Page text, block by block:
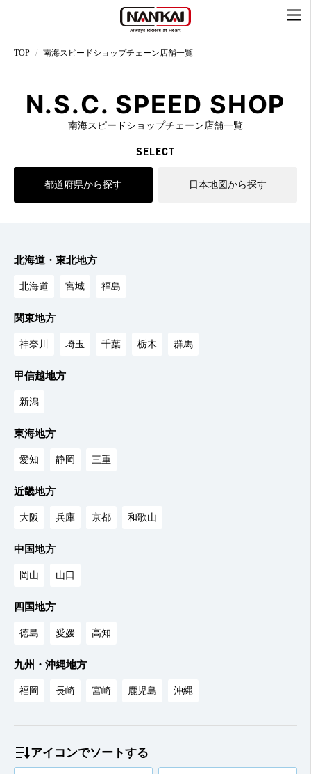
TOP 南海スピードショップチェーン店舗一覧
N.S.C. SPEED SHOP
南海スピードショップチェーン店舗一覧
SELECT
都道府県から探す 日本地図から探す
北海道・東北地方
北海道 宮城 福島
関東地方
神奈川 埼玉 千葉 栃木 群馬
甲信越地方
新潟
東海地方
愛知 静岡 三重
近畿地方
大阪 兵庫 京都 和歌山
中国地方
岡山 山口
四国地方
徳島 愛媛 高知
九州・沖縄地方
福岡 長崎 宮崎 鹿児島 沖縄
アイコンでソートする